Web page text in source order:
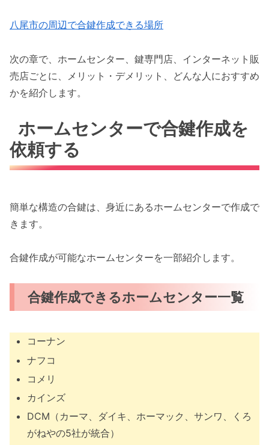
八尾市の周辺で合鍵作成できる場所
次の章で、ホームセンター、鍵専門店、インターネット販
売店ごとに、メリット・デメリット、どんな人におすすめ
かを紹介します。
ホームセンターで合鍵作成を
依頼する
簡単な構造の合鍵は、身近にあるホームセンターで作成で
きます。
合鍵作成が可能なホームセンターを一部紹介します。
合鍵作成できるホームセンター一覧
コーナン
ナフコ
コメリ
カインズ
DCM（カーマ、ダイキ、ホーマック、サンワ、くろ
がねやの5社が統合）